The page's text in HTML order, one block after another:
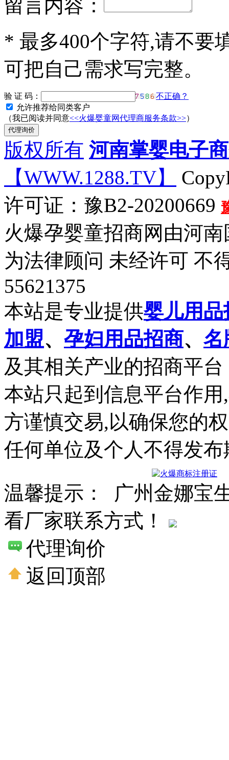
留言内容：
* 最多400个字符,请不要
可把自己需求写完整。
验 证 码：
不正确？
允许推荐给同类客户
（我已阅读并同意<<火爆婴童网代理商服务条款>>）
版权所有 河南掌婴电子
【WWW.1288.TV】
许可证：豫B2-20200669
火爆孕婴童招商网由河
为法律顾问 未经许可 不
55621375
本站是专业提供婴儿用品
加盟、 孕妇用品招商、 名
及其相关产业的招商平台
本站只起到信息平台作
方谨慎交易,以确保您的
任何单位及个人不得发
温馨提示： 广州金娜宝
看厂家联系方式！
代理询价
返回顶部